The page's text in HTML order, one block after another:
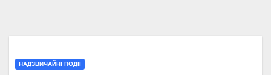
НАДЗВИЧАЙНІ ПОДІЇ